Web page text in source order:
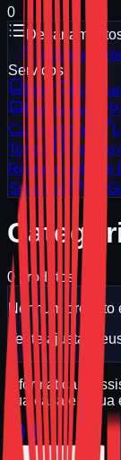
0
Todos os
Serviços
Blog
Notebooks
Carregadores
Toners
Reparo
Recuperação de
Sistemas
PC
0 produtos
Nenhum produto
Tente ajustar
Informática e
sua casa e a